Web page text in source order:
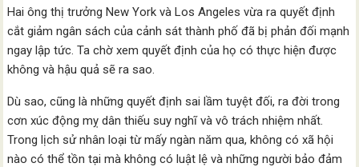
Hai ông thị trưởng New York và Los Angeles vừa ra quyết định
cắt giảm ngân sách của cảnh sát thành phố đã bị phản đối mạnh
ngay lập tức. Ta chờ xem quyết định của họ có thực hiện được
không và hậu quả sẽ ra sao.
Dù sao, cũng là những quyết định sai lầm tuyệt đối, ra đời trong
cơn xúc động mỵ dân thiếu suy nghĩ và vô trách nhiệm nhất.
Trong lịch sử nhân loại từ mấy ngàn năm qua, không có xã hội
nào có thể tồn tại mà không có luật lệ và những người bảo đảm